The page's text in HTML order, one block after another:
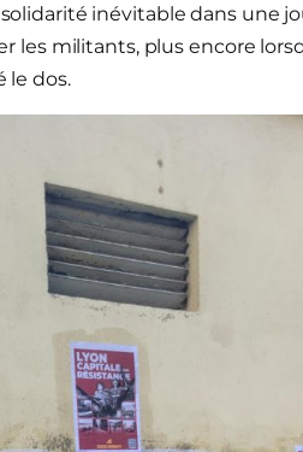
inévitable dans une
les militants, plus encore
le dos.